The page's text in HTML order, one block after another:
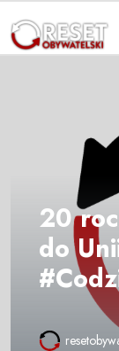
20
do